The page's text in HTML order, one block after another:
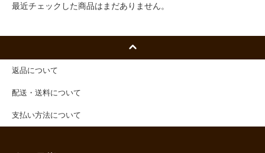
最近チェックした商品はまだありません。
返品について
配送・送料について
支払い方法について